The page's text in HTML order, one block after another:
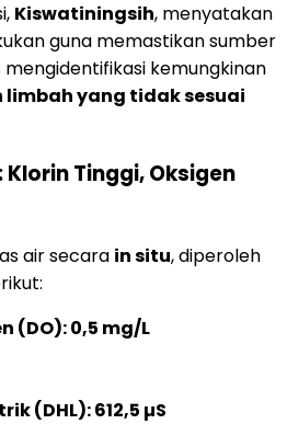
Kiswatiningsih, menyatakan
guna memastikan sumber
kemungkinan
limbah yang tidak sesuai
Klorin Tinggi, Oksigen
air secara in situ, diperoleh
(DO): 0,5 mg/L
(DHL): 612,5 µS